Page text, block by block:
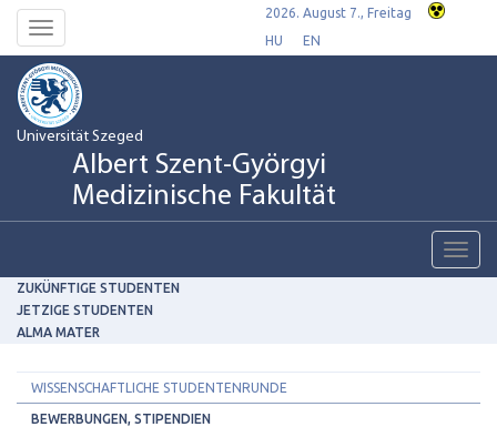
Toggle
navigation
2026. August 7., Freitag
HU
EN
Universität Szeged
Albert Szent-Györgyi
Medizinische Fakultät
ZUKÜNFTIGE STUDENTEN
JETZIGE STUDENTEN
ALMA MATER
WISSENSCHAFTLICHE STUDENTENRUNDE
BEWERBUNGEN, STIPENDIEN